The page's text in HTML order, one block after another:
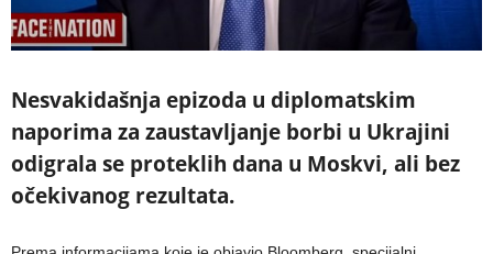
Nesvakidašnja epizoda u diplomatskim
naporima za zaustavljanje borbi u Ukrajini
odigrala se proteklih dana u Moskvi, ali bez
očekivanog rezultata.